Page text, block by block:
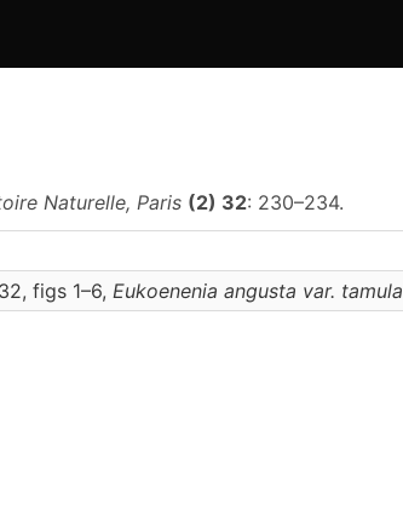
Naturelle, Paris (2) 32: 230–234.
figs 1–6, Eukoenenia angusta var. tamula